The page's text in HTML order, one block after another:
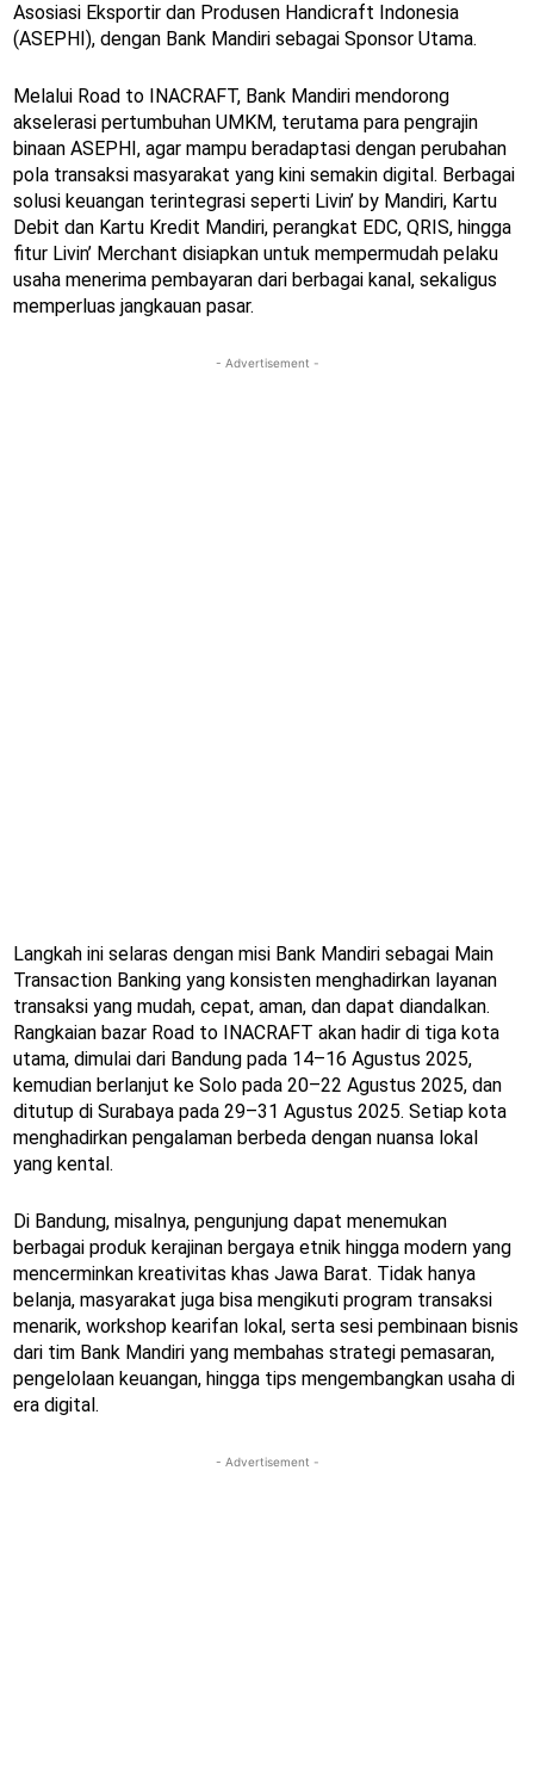
Asosiasi Eksportir dan Produsen Handicraft Indonesia
(ASEPHI), dengan Bank Mandiri sebagai Sponsor Utama.
Melalui Road to INACRAFT, Bank Mandiri mendorong
akselerasi pertumbuhan UMKM, terutama para pengrajin
binaan ASEPHI, agar mampu beradaptasi dengan perubahan
pola transaksi masyarakat yang kini semakin digital. Berbagai
solusi keuangan terintegrasi seperti Livin’ by Mandiri, Kartu
Debit dan Kartu Kredit Mandiri, perangkat EDC, QRIS, hingga
fitur Livin’ Merchant disiapkan untuk mempermudah pelaku
usaha menerima pembayaran dari berbagai kanal, sekaligus
memperluas jangkauan pasar.
- Advertisement -
Langkah ini selaras dengan misi Bank Mandiri sebagai Main
Transaction Banking yang konsisten menghadirkan layanan
transaksi yang mudah, cepat, aman, dan dapat diandalkan.
Rangkaian bazar Road to INACRAFT akan hadir di tiga kota
utama, dimulai dari Bandung pada 14–16 Agustus 2025,
kemudian berlanjut ke Solo pada 20–22 Agustus 2025, dan
ditutup di Surabaya pada 29–31 Agustus 2025. Setiap kota
menghadirkan pengalaman berbeda dengan nuansa lokal
yang kental.
Di Bandung, misalnya, pengunjung dapat menemukan
berbagai produk kerajinan bergaya etnik hingga modern yang
mencerminkan kreativitas khas Jawa Barat. Tidak hanya
belanja, masyarakat juga bisa mengikuti program transaksi
menarik, workshop kearifan lokal, serta sesi pembinaan bisnis
dari tim Bank Mandiri yang membahas strategi pemasaran,
pengelolaan keuangan, hingga tips mengembangkan usaha di
era digital.
- Advertisement -